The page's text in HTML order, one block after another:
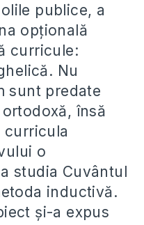
publice, a
opțională
curricule:
Nu
sunt predate
însă
curricula
o
studia Cuvântul
inductivă.
și-a expus